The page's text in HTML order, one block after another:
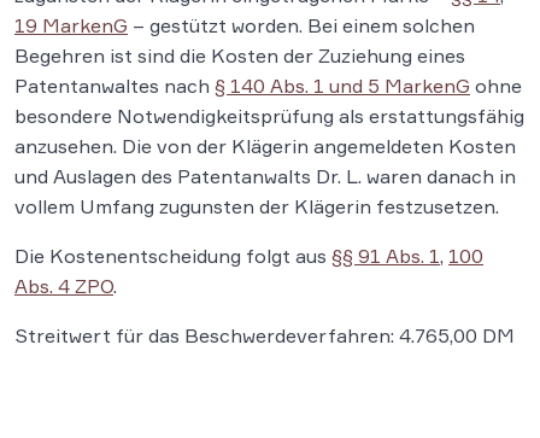
19 MarkenG – gestützt worden. Bei einem solchen
Begehren ist sind die Kosten der Zuziehung eines
Patentanwaltes nach § 140 Abs. 1 und 5 MarkenG ohne
besondere Notwendigkeitsprüfung als erstattungsfähig
anzusehen. Die von der Klägerin angemeldeten Kosten
und Auslagen des Patentanwalts Dr. L. waren danach in
vollem Umfang zugunsten der Klägerin festzusetzen.
Die Kostenentscheidung folgt aus §§ 91 Abs. 1, 100
Abs. 4 ZPO.
Streitwert für das Beschwerdeverfahren: 4.765,00 DM